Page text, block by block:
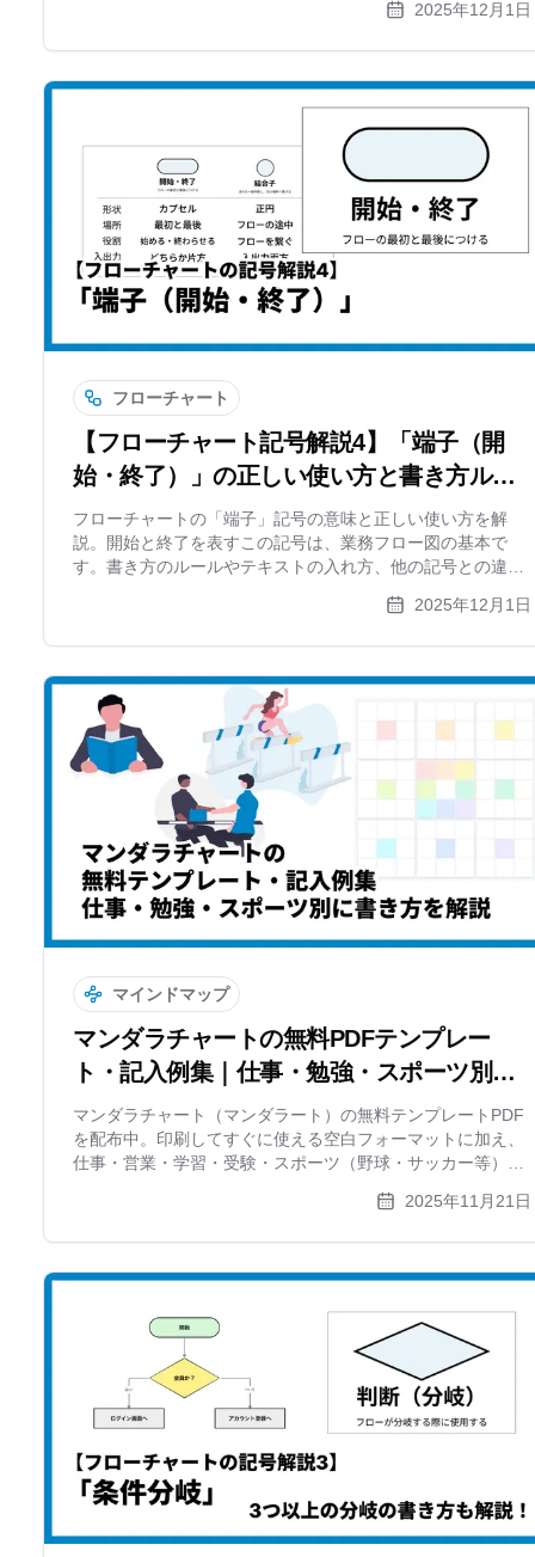
フが作れるおすすめツールもあわせてご紹介します。2025年12月1日
フローチャート
【フローチャート記号解説4】「端子（開
始・終了）」の正しい使い方と書き方ルー
ル
フローチャートの「端子」記号の意味と正しい使い方を解
説。開始と終了を表すこの記号は、業務フロー図の基本で
す。書き方のルールやテキストの入れ方、他の記号との違い
を初心者向けにわかりやすく紹介します。作図ツール
2025年12月1日
マインドマップ
マンダラチャートの無料PDFテンプレー
ト・記入例集｜仕事・勉強・スポーツ別に
書き方を解説
マンダラチャート（マンダラート）の無料テンプレートPDF
を配布中。印刷してすぐに使える空白フォーマットに加え、
仕事・営業・学習・受験・スポーツ（野球・サッカー等）な
ど、具体的な記入例もセットで公開しています。目標達成の
ための書き方や、ブラウザ上で編集できるツールも紹介。
2025年11月21日